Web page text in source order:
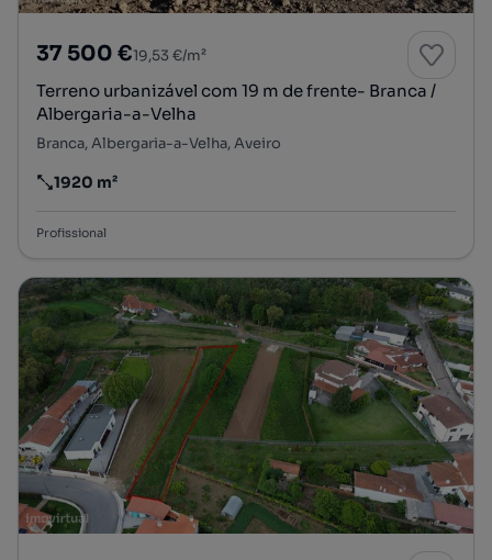
37 500 €19,53 €/m²
Terreno urbanizável com 19 m de frente- Branca /
Albergaria-a-Velha
Branca, Albergaria-a-Velha, Aveiro
Preço por metro quadrado
1920 m²
Profissional